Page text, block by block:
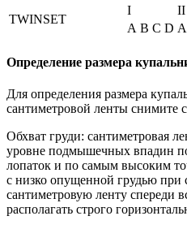
TWINSET
I II
A B C D A
Определение размера
Для определения размера
сантиметровой ленты снимите
Обхват груди: сантиметровая
уровне подмышечных впадин
лопаток и по самым высоким
с низко опущенной грудью при
сантиметровую ленту спереди
располагать строго